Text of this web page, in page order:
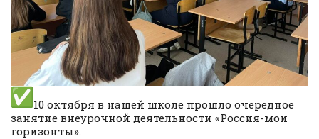
10 октября в нашей школе прошло очередное
занятие внеурочной деятельности «Россия-мои
горизонты».